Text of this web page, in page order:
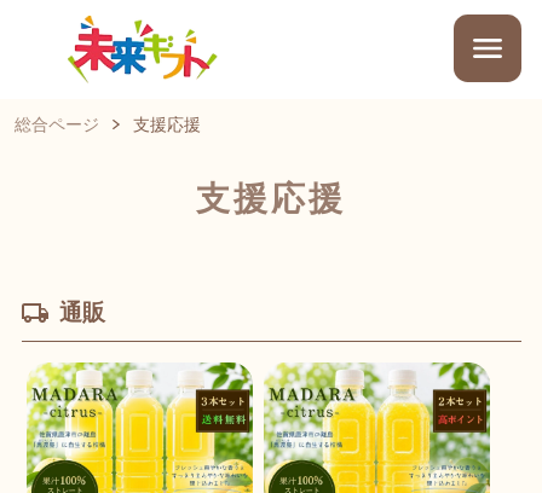
総合ページ 支援応援
支援応援
通販